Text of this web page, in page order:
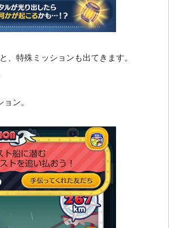
、特殊ミッションも出てきます。
ン。